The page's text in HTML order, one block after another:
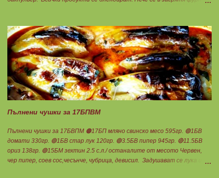
Пълнени чушки за 17БПВМ
Пълнени чушки за 17БВПМ 🟠17БП мляно свинско месо 595гр. 🟢1БВ
домати 330гр. 🟢1БВ стар лук 120гр. 🟢3.5БВ пипер 945гр. 🔴11.5БВ
ориз 138гр. 🟢15БМ зехтин 2.5 с.л./ останалите от месото Червен,
чер пипер, соев сос,чесънче, чубрица, девисил. Задушават се лука и